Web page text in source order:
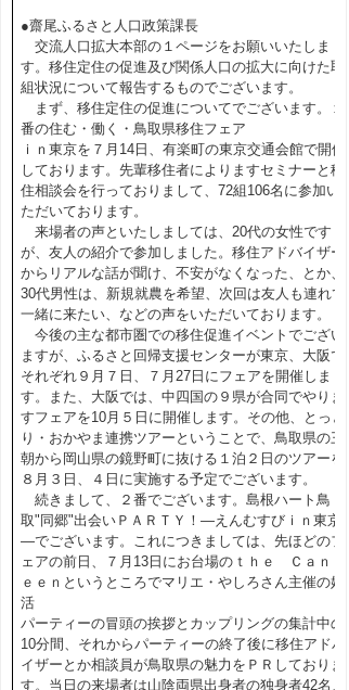
●齋尾ふるさと人口政策課長
交流人口拡大本部の１ページをお願いいたしま
す。移住定住の促進及び関係人口の拡大に向けた取
組状況について報告するものでございます。
まず、移住定住の促進についてでございます。１
番の住む・働く・鳥取県移住フェア
ｉｎ東京を７月14日、有楽町の東京交通会館で開催
しております。先輩移住者によりますセミナーと移
住相談会を行っておりまして、72組106名に参加い
ただいております。
来場者の声といたしましては、20代の女性です
が、友人の紹介で参加しました。移住アドバイザー
からリアルな話が聞け、不安がなくなった、とか、
30代男性は、新規就農を希望、次回は友人も連れて
一緒に来たい、などの声をいただいております。
今後の主な都市圏での移住促進イベントでござい
ますが、ふるさと回帰支援センターが東京、大阪で
それぞれ９月７日、７月27日にフェアを開催しま
す。また、大阪では、中四国の９県が合同でやりま
すフェアを10月５日に開催します。その他、とっと
り・おかやま連携ツアーということで、鳥取県の三
朝から岡山県の鏡野町に抜ける１泊２日のツアーを
８月３日、４日に実施する予定でございます。
続きまして、２番でございます。島根ハート鳥
取"同郷"出会いＰＡＲＴＹ！―えんむすびｉｎ東京
―でございます。これにつきましては、先ほどのフ
ェアの前日、７月13日にお台場のｔｈｅ Ｃａｎｔ
ｅｅｎというところでマリエ・やしろさん主催の婚
活
パーティーの冒頭の挨拶とカップリングの集計中の
10分間、それからパーティーの終了後に移住アドバ
イザーとか相談員が鳥取県の魅力をＰＲしておりま
す。当日の来場者は山陰両県出身者の独身者42名、